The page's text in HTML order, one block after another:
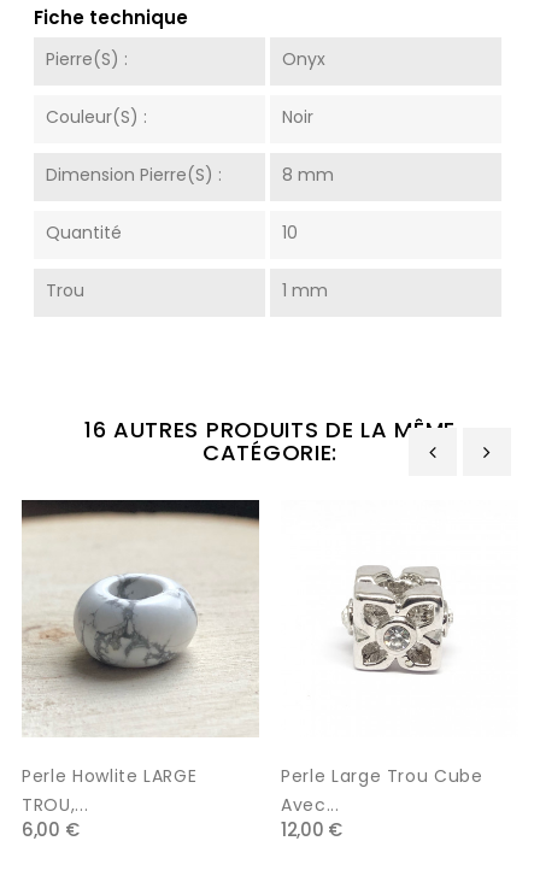
Fiche technique
Pierre(s) : Onyx
Couleur(s) : Noir
Dimension Pierre(s) : 8 mm
Quantité 10
Trou 1 mm
16 AUTRES PRODUITS DE LA MÊME
CATÉGORIE:
Perle Howlite LARGE
TROU,...
6,00 €
Perle Large Trou Cube
Avec...
12,00 €